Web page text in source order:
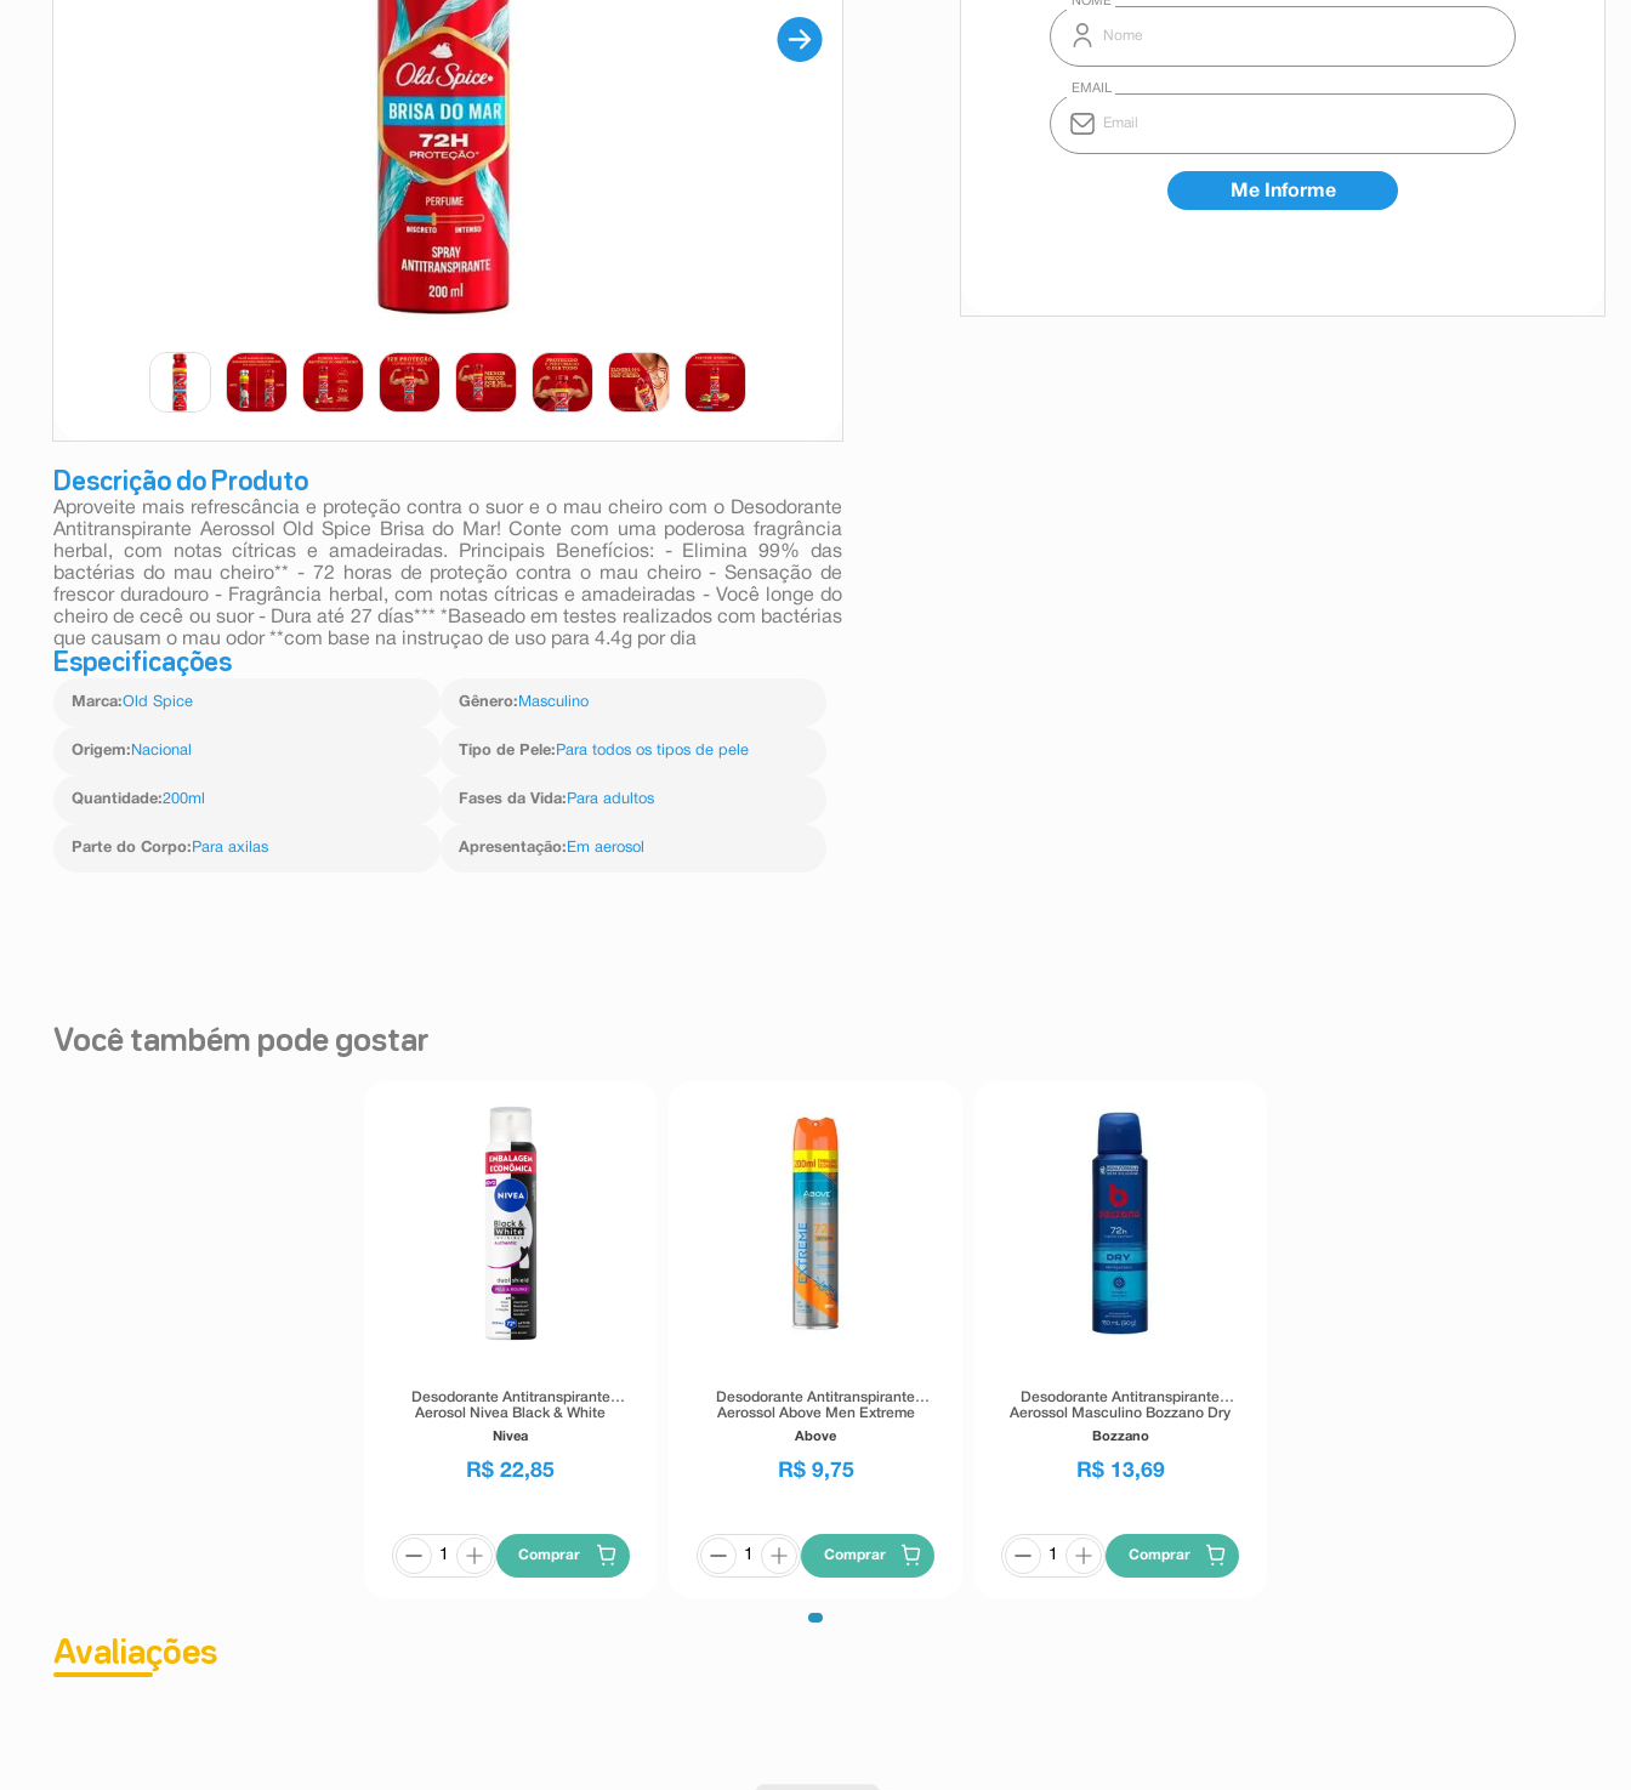
Descrição do Produto
Aproveite mais refrescância e proteção contra o suor e o mau cheiro com o Desodorante
Antitranspirante Aerossol Old Spice Brisa do Mar! Conte com uma poderosa fragrância
herbal, com notas cítricas e amadeiradas. Principais Benefícios: - Elimina 99% das
bactérias do mau cheiro** - 72 horas de proteção contra o mau cheiro - Sensação de
frescor duradouro - Fragrância herbal, com notas cítricas e amadeiradas - Você longe do
cheiro de cecê ou suor - Dura até 27 días*** *Baseado em testes realizados com bactérias
que causam o mau odor **com base na instruçao de uso para 4.4g por dia
Especificações
Marca:Old Spice Gênero: Masculino
Origem: Nacional Tipo de Pele: Para todos os tipos de pele
Quantidade:200ml Fases da Vida: Para adultos
Parte do Corpo: Para axilas Apresentação: Em aerosol
Você também pode gostar
Desodorante Antitranspirante
Aerosol Nivea Black & White
Invisible Authentic 72h 200ml
Nivea
R$ 22,85
Comprar
Desodorante Antitranspirante
Aerossol Above Men Extreme
Invisible Sport 72h 200ml
Above
R$ 9,75
Comprar
Desodorante Antitranspirante
Aerossol Masculino Bozzano Dry
150ml
Bozzano
R$ 13,69
Comprar
Avaliações
absorvente
shampoo